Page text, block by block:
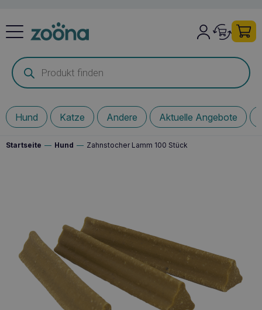
Products
search
Hund Katze Andere Aktuelle Angebote
Startseite — Hund — Zahnstocher Lamm 100 Stück